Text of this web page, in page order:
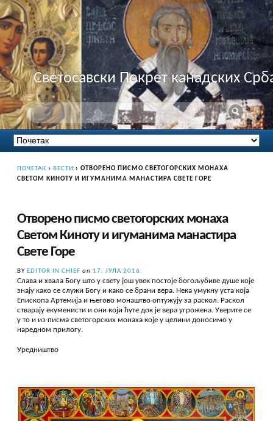
Светосавски Покрет канадских
ПОЧЕТАК › ВЕСТИ › ОТВОРЕНО ПИСМО СВЕТОГОРСКИХ МОНАХА
СВЕТОМ КИНОТУ И ИГУМАНИМА МАНАСТИРА СВЕТЕ ГОРЕ
Отворено писмо светогорских монаха
Светом Киноту и игуманима манастира
Свете Горе
BYEDITOR IN CHIEF on 17. ЈУЛА 2016.
Слава и хвала Богу што у свету још увек постоје богољубиве душе које
знају како се служи Богу и како се брани вера. Нека умукну уста која
Епископа Артемија и његово монаштво оптужују за раскол. Раскол
стварају екуменисти и они који ћуте док је вера угрожена. Уверите се
у то и из писма светогорских монаха које у целини доносимо у
наредном прилогу.
Уредништво